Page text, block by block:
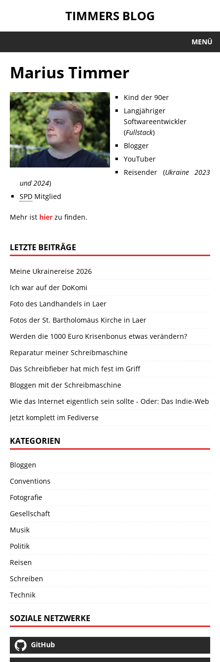
TIMMERS BLOG
MENÜ
Marius Timmer
Kind der 90er
Langjähriger
Softwareentwickler
(Fullstack)
Blogger
YouTuber
Reisender (Ukraine 2023
und 2024)
SPD Mitglied
Mehr ist hier zu finden.
LETZTE BEITRÄGE
Meine Ukrainereise 2026
Ich war auf der DoKomi
Foto des Landhandels in Laer
Fotos der St. Bartholomäus Kirche in Laer
Werden die 1000 Euro Krisenbonus etwas verändern?
Reparatur meiner Schreibmaschine
Das Schreibfieber hat mich fest im Griff
Bloggen mit der Schreibmaschine
Wie das Internet eigentlich sein sollte - Oder: Das Indie-Web
Jetzt komplett im Fediverse
KATEGORIEN
Bloggen
Conventions
Fotografie
Gesellschaft
Musik
Politik
Reisen
Schreiben
Technik
SOZIALE NETZWERKE
GitHub